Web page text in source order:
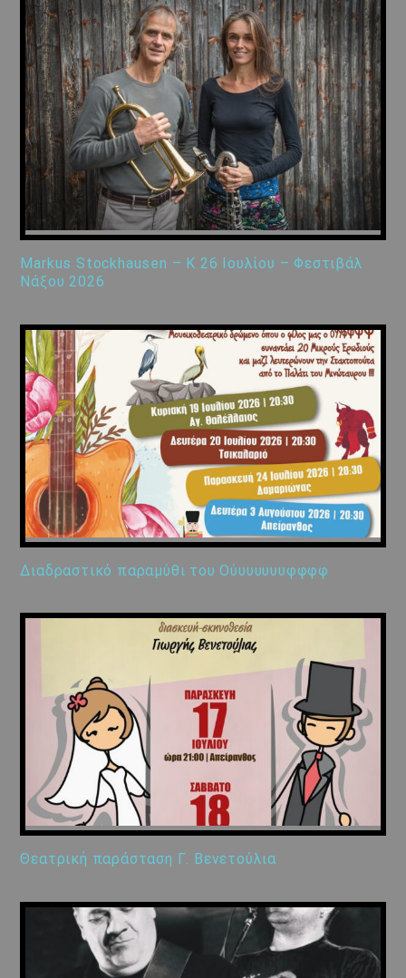
Markus Stockhausen – K 26 Ιουλίου – Φεστιβάλ
Νάξου 2026
Διαδραστικό παραμύθι του Ούυυυυυυφφφφ
Θεατρική παράσταση Γ. Βενετούλια